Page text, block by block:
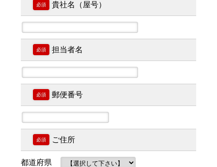
貴社名（屋号）
必須
担当者名
必須
郵便番号
必須
ご住所
必須
都道府県